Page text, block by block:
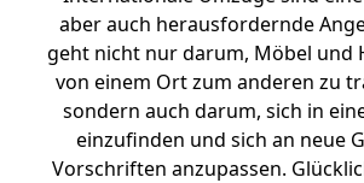
aber auch herausfordernde
geht nicht nur darum, Möbel und
von einem Ort zum anderen zu
sondern auch darum, sich in
einzufinden und sich an neue
Vorschriften anzupassen.